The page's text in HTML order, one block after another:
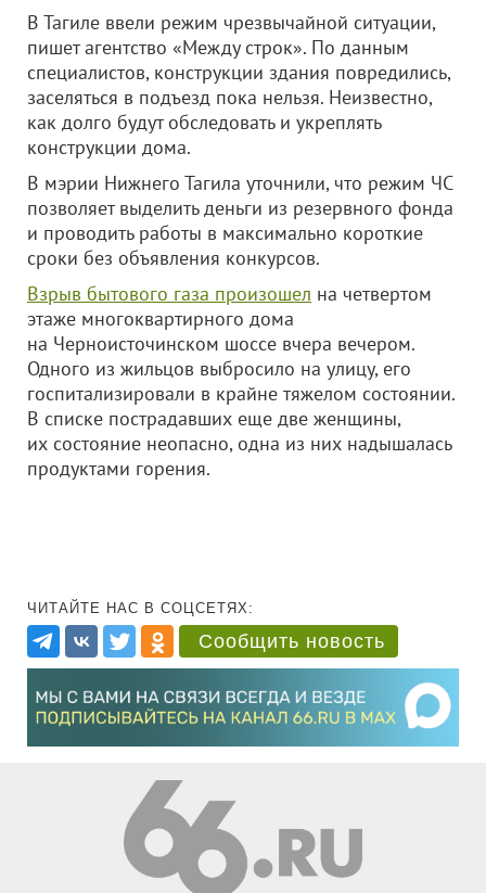
В Тагиле ввели режим чрезвычайной ситуации,
пишет агентство «Между строк». По данным
специалистов, конструкции здания повредились,
заселяться в подъезд пока нельзя. Неизвестно,
как долго будут обследовать и укреплять
конструкции дома.
В мэрии Нижнего Тагила уточнили, что режим ЧС
позволяет выделить деньги из резервного фонда
и проводить работы в максимально короткие
сроки без объявления конкурсов.
Взрыв бытового газа произошел на четвертом
этаже многоквартирного дома
на Черноисточинском шоссе вчера вечером.
Одного из жильцов выбросило на улицу, его
госпитализировали в крайне тяжелом состоянии.
В списке пострадавших еще две женщины,
их состояние неопасно, одна из них надышалась
продуктами горения.
ЧИТАЙТЕ НАС В СОЦСЕТЯХ:
Сообщить новость